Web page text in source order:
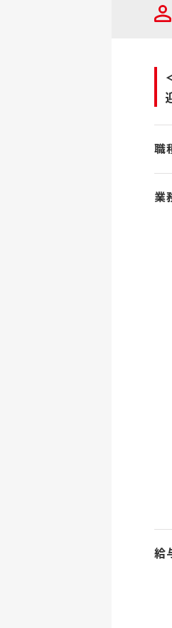
職
業
給